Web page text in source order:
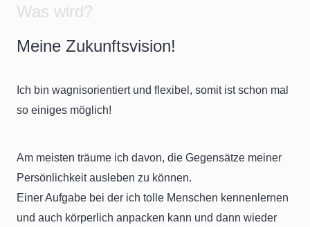
Was wird?
Meine Zukunftsvision!
Ich bin wagnisorientiert und flexibel, somit ist schon mal
so einiges möglich!
Am meisten träume ich davon, die Gegensätze meiner
Persönlichkeit ausleben zu können.
Einer Aufgabe bei der ich tolle Menschen kennenlernen
und auch körperlich anpacken kann und dann wieder